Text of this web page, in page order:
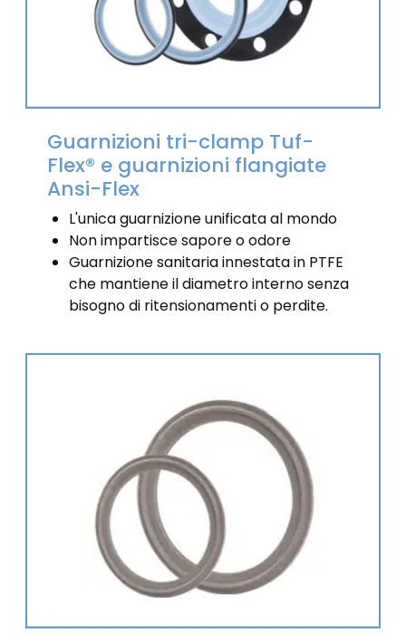
Guarnizioni tri-clamp Tuf-
Flex® e guarnizioni flangiate
Ansi-Flex
L'unica guarnizione unificata al mondo
Non impartisce sapore o odore
Guarnizione sanitaria innestata in PTFE
che mantiene il diametro interno senza
bisogno di ritensionamenti o perdite.